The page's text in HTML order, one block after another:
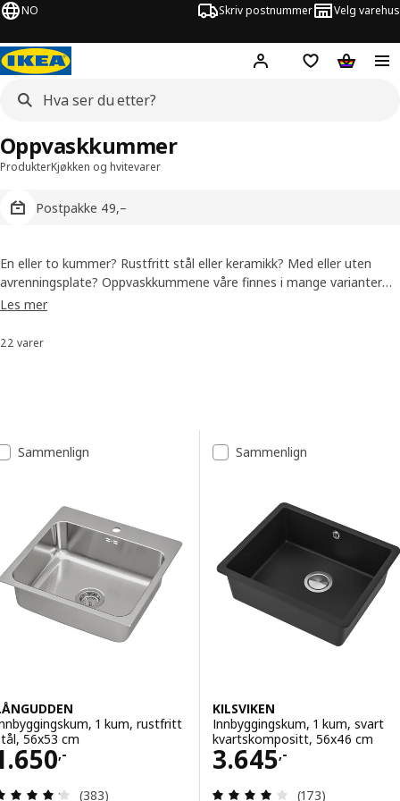
NO Skriv postnummer Velg varehus
Hej! Logg innHuskeliste
ProdukterKjøkken og hvitevarer
Postpakke 49,–
Oppvaskkummer
En eller to kummer? Rustfritt stål eller keramikk? Med eller uten
avrenningsplate? Oppvaskkummene våre finnes i mange varianter
og størrelser. Derfor har vi helt sikkert en som fungerer på kjøkkenet
vannbesparende blandebatteriene våre.
Les mer
Sorter og filtrer
22 varer
Resultatliste
Sammenlign
1 kum, rustfritt
56x53 cm
,-
1650,-
Gjennomgang: 4.2 av 5 stjerner. Samlede
(383)
Sammenlign
KILSVIKEN
Innbyggingskum, 1 kum, svart
kvartskompositt, 56x46 cm
3.645,-
Pris 3645,-
Gjennomgang:
(173)